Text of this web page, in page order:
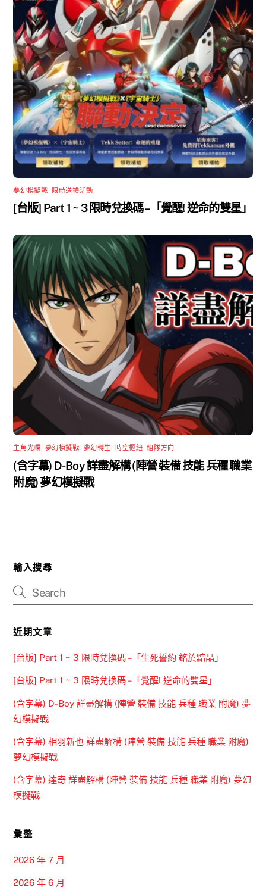
夢幻模擬戰 限時送禮活動
[台版] Part 1 ~ 3 限時兌換碼 –「覺醒! 逆命的雙星」
主角光環 夢幻模擬戰 夢幻轉生 時空樞紐 ,組隊方向
(含字幕) D-Boy 詳盡解構 (陣營 裝備 技能 兵種 職業
附魔) 夢幻模擬戰
輸入搜尋
近期文章
[台版] Part 1 ~ 3 限時兌換碼 –「生死誓約 銘於黯晶」
[台版] Part 1 ~ 3 限時兌換碼 –「覺醒! 逆命的雙星」
(含字幕) D-Boy 詳盡解構 (陣營 裝備 技能 兵種 職業 附魔) 夢
幻模擬戰
(含字幕) 相羽新也 詳盡解構 (陣營 裝備 技能 兵種 職業 附魔)
夢幻模擬戰
(含字幕) 達奇 詳盡解構 (陣營 裝備 技能 兵種 職業 附魔) 夢幻
模擬戰
彙整
2026 年 7 月
2026 年 6 月